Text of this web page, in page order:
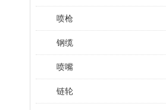
喷枪
钢缆
喷嘴
链轮